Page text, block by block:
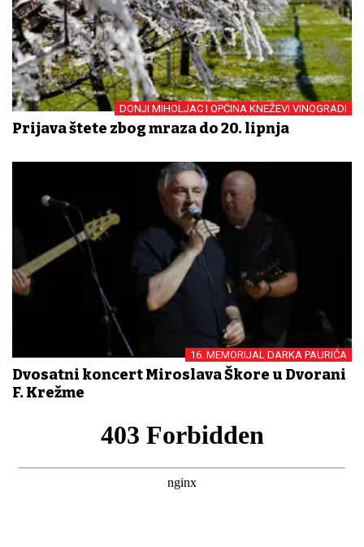
DONJI MIHOLJAC I OPĆINA KNEŽEVI VINOGRADI
Prijava štete zbog mraza do 20. lipnja
16. MEMORIJAL DARKA PAURIĆA
Dvosatni koncert Miroslava Škore u Dvorani
F. Krežme